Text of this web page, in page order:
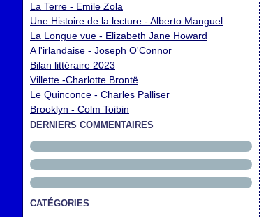
La Terre - Emile Zola
Une Histoire de la lecture - Alberto Manguel
La Longue vue - Elizabeth Jane Howard
A l'irlandaise - Joseph O'Connor
Bilan littéraire 2023
Villette -Charlotte Brontë
Le Quinconce - Charles Palliser
Brooklyn - Colm Toibin
DERNIERS COMMENTAIRES
CATÉGORIES